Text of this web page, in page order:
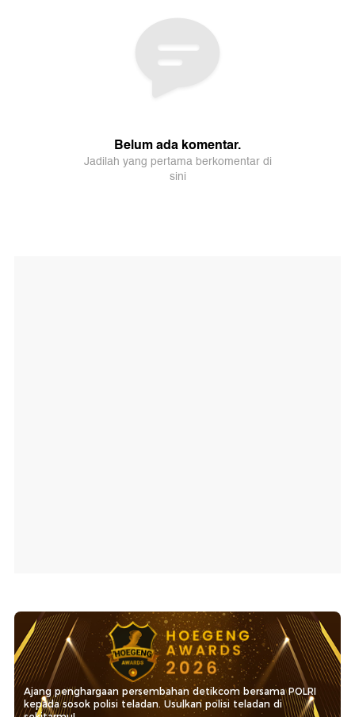
Ajang penghargaan persembahan detikcom bersama POLRI
kepada sosok polisi teladan. Usulkan polisi teladan di